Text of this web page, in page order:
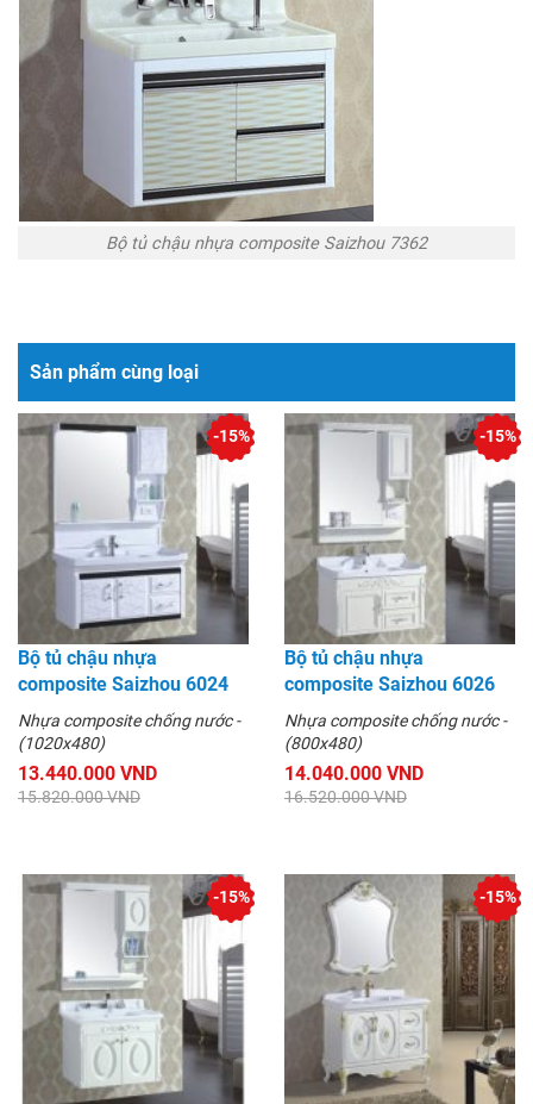
Bộ tủ chậu nhựa composite Saizhou 7362
Sản phẩm cùng loại
Bộ tủ chậu nhựa
composite Saizhou 6024
Nhựa composite chống nước -
(1020x480)
13.440.000 VND
15.820.000 VND
-15%
Bộ tủ chậu nhựa
composite Saizhou 6026
Nhựa composite chống nước -
(800x480)
14.040.000 VND
16.520.000 VND
-15%
-15% -15%